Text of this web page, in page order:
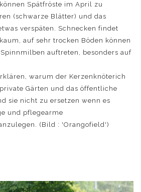
Spätfröste im April zu
(schwarze Blätter) und das
verspäten. Schnecken findet
auf sehr trocken Böden können
auftreten, besonders auf
warum der Kerzenknöterich
Gärten und das öffentliche
sie nicht zu ersetzen wenn es
und pflegearme
(Bild : 'Orangofield')